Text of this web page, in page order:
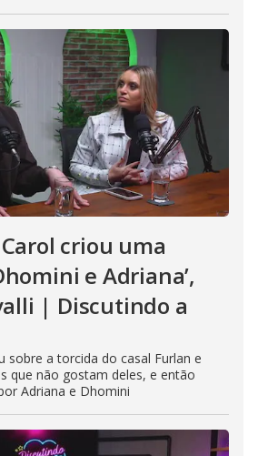
criou uma
e Adriana’,
| Discutindo a
sobre a torcida do casal Furlan e
que não gostam deles, e então
Adriana e Dhomini